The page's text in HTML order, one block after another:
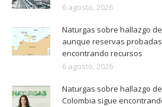
6 agosto, 2026
Naturgas sobre hallazgo
aunque reservas
encontrando recursos
6 agosto, 2026
Naturgas sobre hallazgo
Colombia sigue